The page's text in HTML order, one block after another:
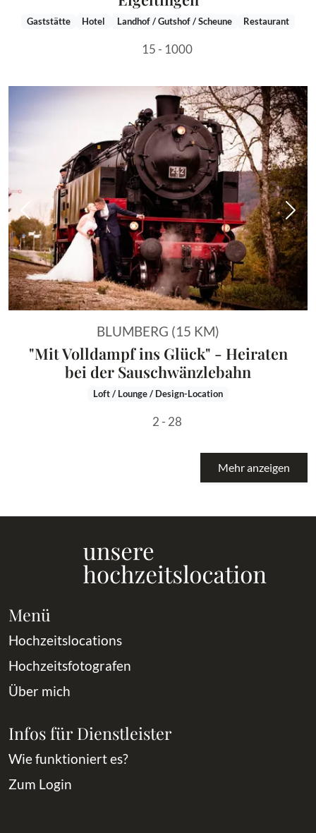
Gaststätte Hotel Landhof / Gutshof / Scheune Restaurant
15 - 1000
Vorheriges Bild
BLUMBERG (15 KM)
"Mit Volldampf ins Glück" - Heiraten
bei der Sauschwänzlebahn
Loft / Lounge / Design-Location
2 - 28
Mehr anzeigen
Menü
Hochzeitslocations
Hochzeitsfotografen
Über mich
Infos für Dienstleister
Wie funktioniert es?
Zum Login